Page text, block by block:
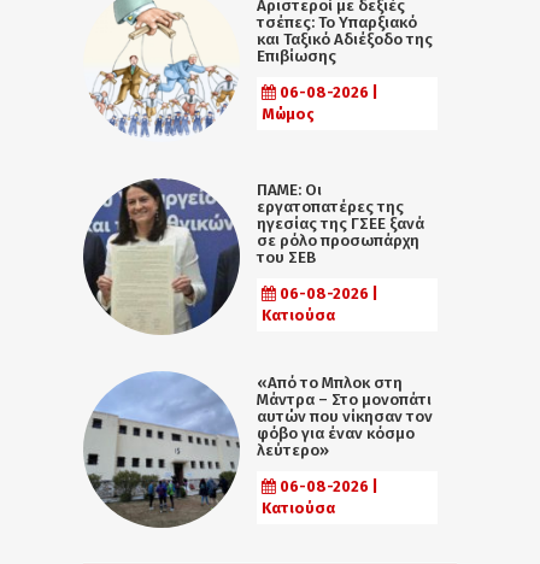
Αριστεροί με δεξιές
τσέπες: Το Υπαρξιακό
και Ταξικό Αδιέξοδο της
Επιβίωσης
06-08-2026 |
Μώμος
ΠΑΜΕ: Οι
εργατοπατέρες της
ηγεσίας της ΓΣΕΕ ξανά
σε ρόλο προσωπάρχη
του ΣΕΒ
06-08-2026 |
Κατιούσα
«Από το Μπλοκ στη
Μάντρα – Στο μονοπάτι
αυτών που νίκησαν τον
φόβο για έναν κόσμο
λεύτερο»
06-08-2026 |
Κατιούσα